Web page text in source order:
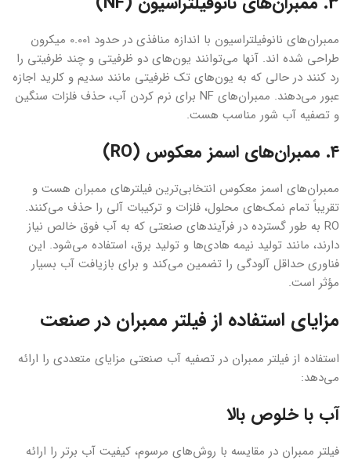
ممبران‌های نانوفیلتراسیون با اندازه منافذی در حدود 0.001 میکرون
طراحی شده اند. آنها می‌توانند یون‌های دو ظرفیتی و چند ظرفیتی را
رد کنند در حالی که به یون‌های تک ظرفیتی مانند سدیم و کلرید اجازه
عبور می‌دهند. ممبران‌های NF برای نرم کردن آب، حذف فلزات سنگین
و تصفیه آب شور مناسب هست.
۴. ممبران‌های اسمز معکوس (RO)
ممبران‌های اسمز معکوس انتخابی‌ترین فیلترهای ممبران هست و
تقریباً تمام نمک‌های محلول، فلزات و ترکیبات آلی را حذف می‌کنند.
RO به طور گسترده در فرآیندهای صنعتی که به آب فوق خالص نیاز
دارند، مانند تولید نیمه هادی‌ها و تولید برق، استفاده می‌شود. این
فناوری حداقل آلودگی را تضمین می‌کند و برای بازیافت آب بسیار
مؤثر است.
مزایای استفاده از فیلتر ممبران در صنعت
استفاده از فیلتر ممبران در تصفیه آب صنعتی مزایای متعددی را ارائه
می‌دهد:
آب با خلوص بالا
فیلتر ممبران در مقایسه با روش‌های مرسوم، کیفیت آب برتر را ارائه